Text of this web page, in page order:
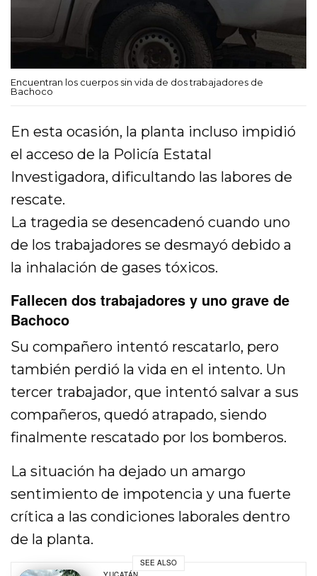
Encuentran los cuerpos sin vida de dos trabajadores de
Bachoco
En esta ocasión, la planta incluso impidió
el acceso de la Policía Estatal
Investigadora, dificultando las labores de
rescate.
La tragedia se desencadenó cuando uno
de los trabajadores se desmayó debido a
la inhalación de gases tóxicos.
Fallecen dos trabajadores y uno grave de
Bachoco
Su compañero intentó rescatarlo, pero
también perdió la vida en el intento. Un
tercer trabajador, que intentó salvar a sus
compañeros, quedó atrapado, siendo
finalmente rescatado por los bomberos.
La situación ha dejado un amargo
sentimiento de impotencia y una fuerte
crítica a las condiciones laborales dentro
de la planta.
SEE ALSO